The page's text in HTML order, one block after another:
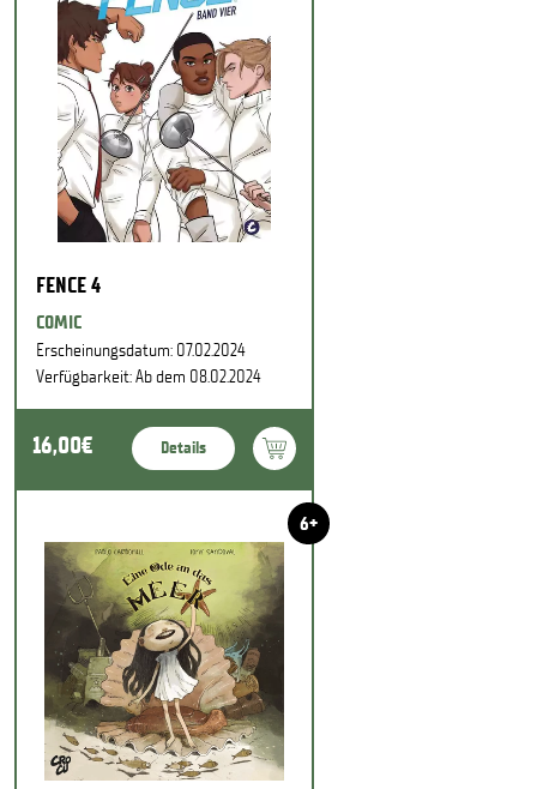
FENCE 4
COMIC
Erscheinungsdatum: 07.02.2024
Verfügbarkeit: Ab dem 08.02.2024
16,00€ Details
6+